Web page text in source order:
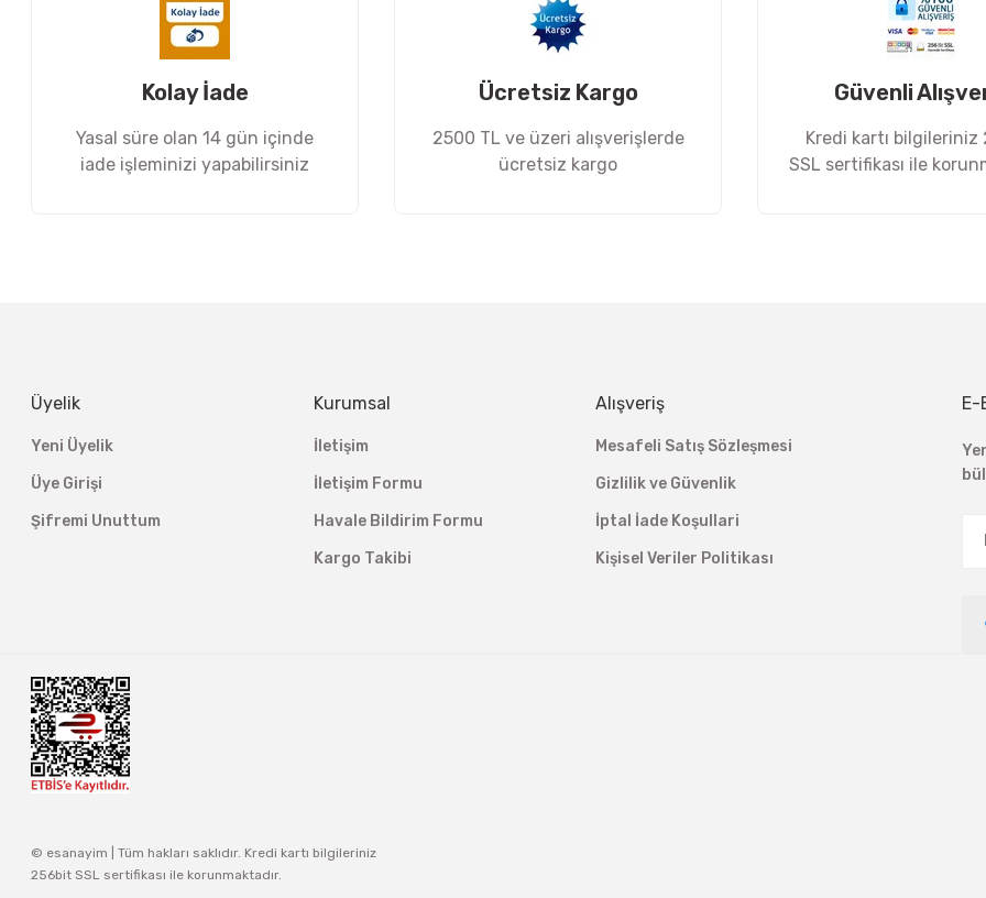
Ürün fiyatı diğer sitelerden daha pahalı.
Kolay İade
Yasal süre olan 14 gün içinde
iade işleminizi yapabilirsiniz
Ücretsiz Kargo
2500 TL ve üzeri alışverişlerde
ücretsiz kargo
Güvenli
Kredi kartı bilgileriniz
SSL sertifikası ile
Üyelik
Yeni Üyelik
Üye Girişi
Şifremi Unuttum
Kurumsal
İletişim
İletişim Formu
Havale Bildirim Formu
Kargo Takibi
Alışveriş
Mesafeli Satış Sözleşmesi
Gizlilik ve Güvenlik
İptal İade Koşullari
Kişisel Veriler Politikası
E-
© esanayim | Tüm hakları saklıdır. Kredi kartı bilgileriniz
256bit SSL sertifikası ile korunmaktadır.